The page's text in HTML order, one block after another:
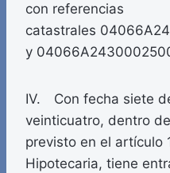
con referencias
catastrales
y
IV. Con fecha siete
veinticuatro, dentro
previsto en el artículo
Hipotecaria, tiene